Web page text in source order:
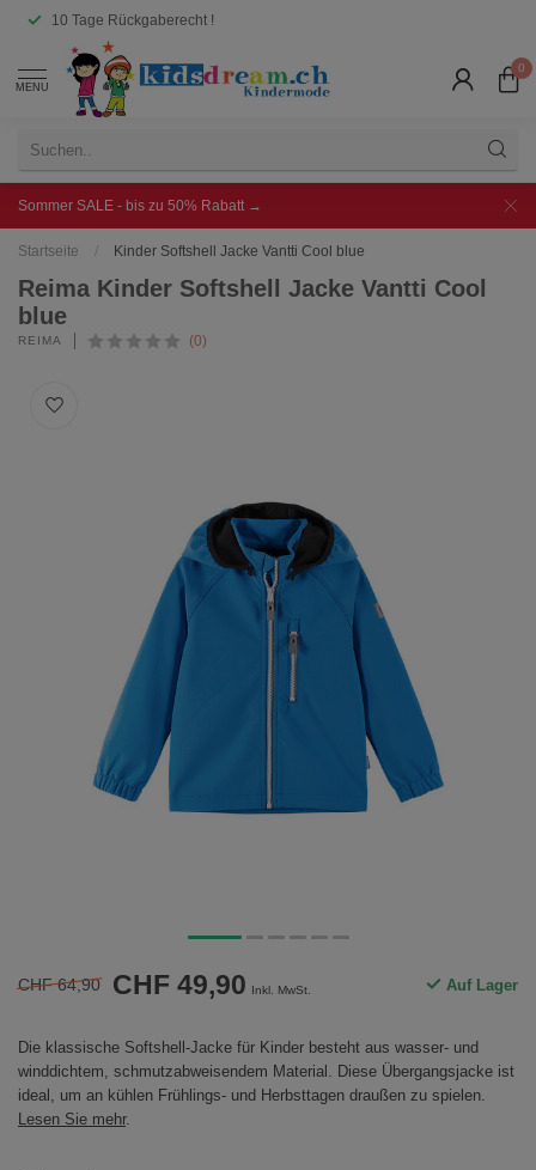
10 Tage Rückgaberecht !
MENU
0
Sommer SALE - bis zu 50% Rabatt →
Startseite / Kinder Softshell Jacke Vantti Cool blue
Reima Kinder Softshell Jacke Vantti Cool
blue
REIMA (0)
CHF 64,90 CHF 49,90 Inkl. MwSt. Auf Lager
Die klassische Softshell-Jacke für Kinder besteht aus wasser- und
winddichtem, schmutzabweisendem Material. Diese Übergangsjacke ist
ideal, um an kühlen Frühlings- und Herbsttagen draußen zu spielen.
Lesen Sie mehr.